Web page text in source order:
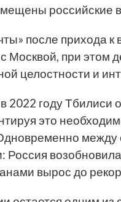
российские
после прихода к
Москвой, при этом
целостности и
2022 году Тбилиси
это
между
Россия
вырос до